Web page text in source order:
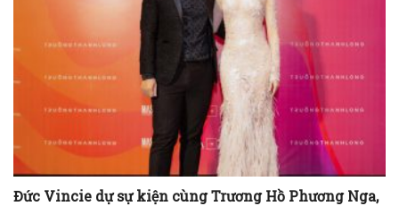
Đức Vincie dự sự kiện cùng Trương Hồ Phương Nga,